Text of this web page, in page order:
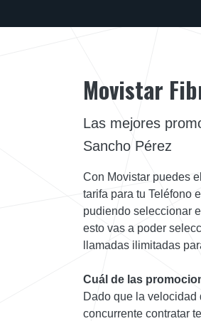
Movistar
Las mejores
Sancho Pérez
Con Movistar puedes
tarifa para tu Teléfono
pudiendo seleccionar
esto vas a poder
llamadas ilimitadas
Cuál de las
Dado que la velocidad
concurrente contratar